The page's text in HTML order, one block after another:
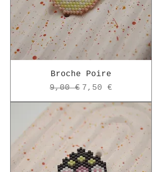
Broche Poire
Prix original
9,00 € Prix
7,50 €